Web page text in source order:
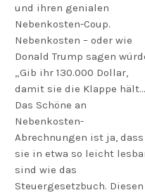
und ihren genialen
Nebenkosten-Coup.
Nebenkosten – oder wie
Donald Trump sagen
„Gib ihr 130.000 Dollar,
damit sie die Klappe
Das Schöne an
Nebenkosten-
Abrechnungen ist ja, dass
sie in etwa so leicht
sind wie das
Steuergesetzbuch. Diesen